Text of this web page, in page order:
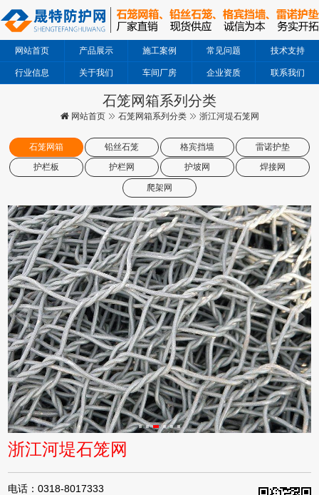
网站首页 产品展示 施工案例 常见问题 技术支持
行业信息 关于我们 车间厂房 企业资质 联系我们
石笼网箱系列分类
网站首页 石笼网箱系列分类 浙江河堤石笼网
石笼网箱 铅丝石笼 格宾挡墙 雷诺护垫
护栏板 护栏网 护坡网 焊接网
爬架网
浙江河堤石笼网
电话：0318-8017333